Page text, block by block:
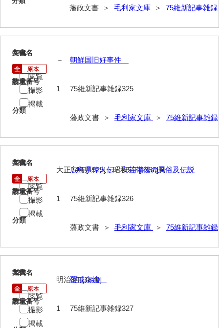
64京師変動一件
65接幕一件
67戊辰戦争一件
70年度別書翰
71藩臣日記
73藩臣履歴
74他藩人履歴
77維新史料
藩政文書 ＞ 毛利家文庫 ＞ 75維新記事雑録
325
文書名
朝鮮国旧好事件
請求番号
75維新記事雑録325
分類
藩政文書 ＞ 毛利家文庫 ＞ 75維新記事雑録
年代
－
数量
1
閲覧
撮影
掲載
326
文書名
広島県偉人伝・安芸備後の風俗及伝説
請求番号
75維新記事雑録326
分類
藩政文書 ＞ 毛利家文庫 ＞ 75維新記事雑録
年代
大正14年[1925]・昭和5年[1930]刊
数量
1
閲覧
撮影
掲載
327
文書名
覆戒余編
請求番号
75維新記事雑録327
年代
明治3年[1870]
数量
1
閲覧
撮影
掲載